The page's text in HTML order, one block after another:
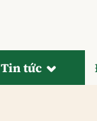
Tin tức